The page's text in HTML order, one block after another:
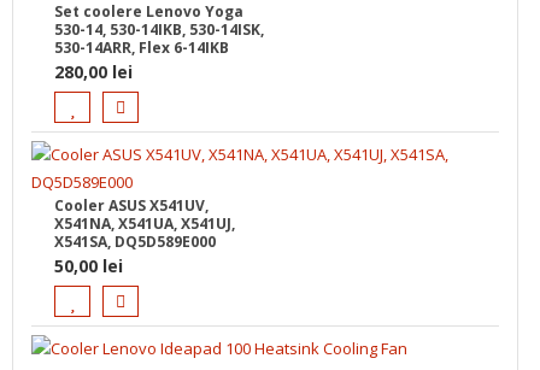
Set coolere Lenovo Yoga
530-14, 530-14IKB, 530-14ISK,
530-14ARR, Flex 6-14IKB
280,00 lei
Cooler ASUS X541UV,
X541NA, X541UA, X541UJ,
X541SA, DQ5D589E000
50,00 lei